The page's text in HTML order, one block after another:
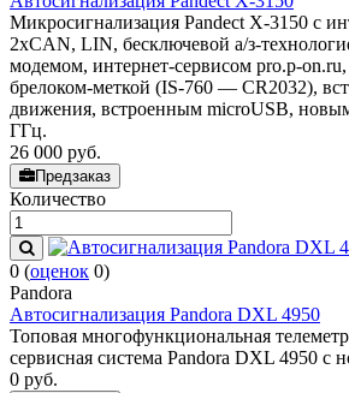
Микросигнализация Pandect X-3150 с
2хCAN, LIN, бесключевой а/з-
модемом, интернет-сервисом pro.p-
брелоком-меткой (IS-760 — CR2032),
движения, встроенным microUSB,
ГГц.
26 000 руб.
Предзаказ
Количество
0 (оценок 0)
Pandora
Автосигнализация Pandora DXL 4950
Топовая многофункциональная
сервисная система Pandora DXL 4950 с
0 руб.